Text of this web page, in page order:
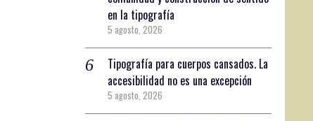
en la tipografía
5 agosto, 2026
Tipografía para cuerpos cansados. La
accesibilidad no es una excepción
5 agosto, 2026